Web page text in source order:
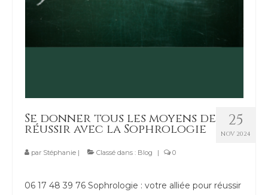
25
NOV 2024
Se donner tous les moyens de
réussir avec la Sophrologie
par Stéphanie | Classé dans : Blog | 0
06 17 48 39 76 Sophrologie : votre alliée pour réussir